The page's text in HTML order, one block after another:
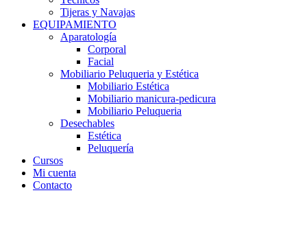
Tijeras y Navajas
EQUIPAMIENTO
Aparatología
Corporal
Facial
Mobiliario Peluqueria y Estética
Mobiliario Estética
Mobiliario manicura-pedicura
Mobiliario Peluqueria
Desechables
Estética
Peluquería
Cursos
Mi cuenta
Contacto